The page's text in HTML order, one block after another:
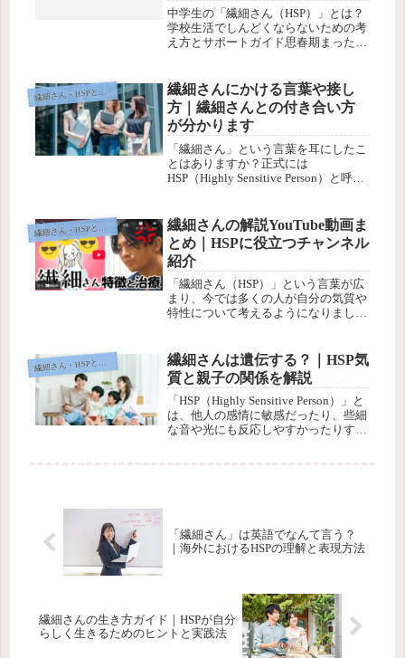
中学生の「繊細さん（HSP）」とは？
学校生活でしんどくならないための考
え方とサポートガイド思春期まっただ
や光、人の表情や教室の空気」に敏感
で、ちょっとしたことでも強く傷つ
い...
繊
細さん・HSPとは？
繊細さんにかける言葉や接し
方｜繊細さんとの付き合い方
が分かります
「繊細さん」という言葉を耳にしたこ
とはありますか？正式には
HSP（Highly Sensitive Person）と呼ば
た人のことを指します。近年、この気
質に該当する人は人口...
繊
繊細さんの解説YouTube動画ま
とめ｜HSPに役立つチャンネル
紹介
「繊細さん（HSP）」という言葉が広
まり、今では多くの人が自分の気質や
特性について考えるようになりまし
たいと感じている人もいます。そうし
た中で近年注目されているのがYouT...
繊
繊細さんは遺伝する？｜HSP気
質と親子の関係を解説
「HSP（Highly Sensitive Person）」と
は、他人の感情に敏感だったり、些細
な音や光にも反応しやすかったりす
「繊細さん」は英語でなんて言う？
｜海外におけるHSPの理解と表現方法
繊細さんの生き方ガイド｜HSPが自分
らしく生きるためのヒントと実践法